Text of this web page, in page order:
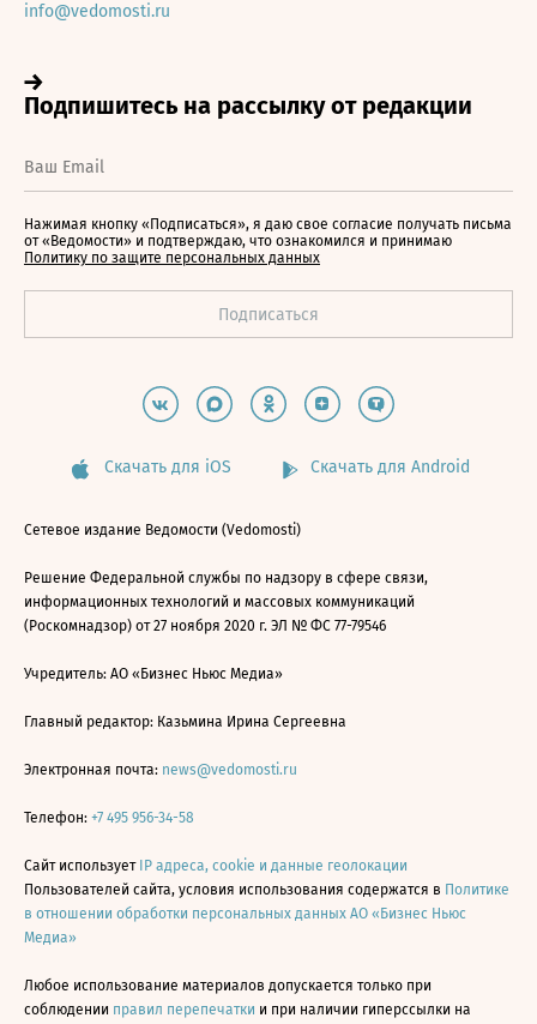
info@vedomosti.ru
Нажимая кнопку «Подписаться», я даю свое согласие получать письма
от «Ведомости» и подтверждаю, что ознакомился и принимаю
Политику по защите персональных данных
Скачать для iOS Скачать для Android
Сетевое издание Ведомости (Vedomosti)
Решение Федеральной службы по надзору в сфере связи,
информационных технологий и массовых коммуникаций
(Роскомнадзор) от 27 ноября 2020 г. ЭЛ № ФС 77-79546
Учредитель: АО «Бизнес Ньюс Медиа»
Главный редактор: Казьмина Ирина Сергеевна
Электронная почта: news@vedomosti.ru
Телефон: +7 495 956-34-58
Сайт использует IP адреса, cookie и данные геолокации
Пользователей сайта, условия использования содержатся в Политике
в отношении обработки персональных данных АО «Бизнес Ньюс
Медиа»
Любое использование материалов допускается только при
соблюдении правил перепечатки и при наличии гиперссылки на